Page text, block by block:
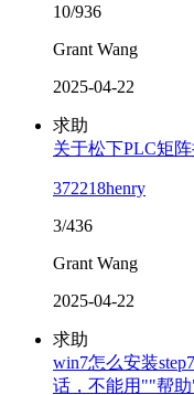
10/936
Grant Wang
2025-04-22
求助
关于松下PLC矩阵
372218henry
3/436
Grant Wang
2025-04-22
求助
win7怎么安装
话，不能用""帮